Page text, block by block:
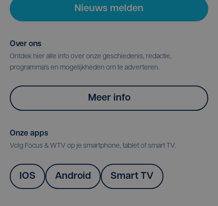
Nieuws melden
Over ons
Ontdek hier alle info over onze geschiedenis, redactie,
programma's en mogelijkheden om te adverteren.
Meer info
Onze apps
Volg Focus & WTV op je smartphone, tablet of smart TV.
IOS Android Smart TV